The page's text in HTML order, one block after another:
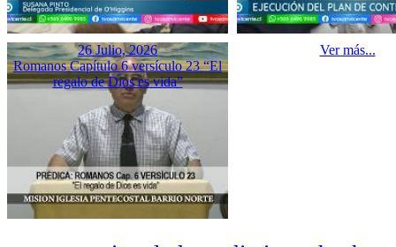
26 Julio, 2026
Romanos Capítulo 6 versículo 23 “El
regalo de Dios es vida”
Ver más...